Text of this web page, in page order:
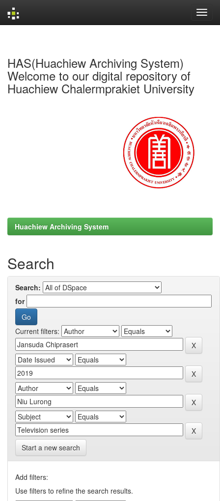
HAS(Huachiew Archiving System)
Welcome to our digital repository of
Huachiew Chalermprakiet University
Huachiew Archiving System
Search
Search:
for
Current filters:
Start a new search
Add filters:
Use filters to refine the search results.